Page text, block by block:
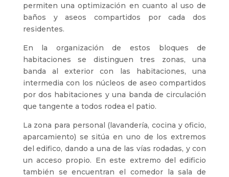
permiten una optimización en cuanto al uso de
baños y aseos compartidos por cada dos
residentes.
En la organización de estos bloques de
habitaciones se distinguen tres zonas, una
banda al exterior con las habitaciones, una
intermedia con los núcleos de aseo compartidos
por dos habitaciones y una banda de circulación
que tangente a todos rodea el patio.
La zona para personal (lavandería, cocina y oficio,
aparcamiento) se sitúa en uno de los extremos
del edifico, dando a una de las vías rodadas, y con
un acceso propio. En este extremo del edificio
también se encuentran el comedor la sala de